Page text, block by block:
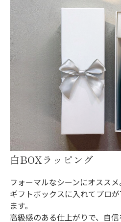
白BOXラッピング
フォーマルなシーンにオススメ
ギフトボックスに入れてプロ
ます。
高級感のある仕上がりで、自